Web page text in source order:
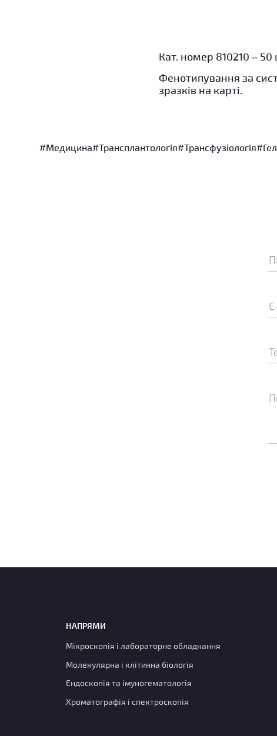
Кат. номер 810210 – 50
Фенотипування за
зразків на карті.
#Медицина#Трансплантологія#Трансфузіологія
НАПРЯМИ
Мікроскопія і лабораторне обладнання
Молекулярна і клітинна біологія
Ендоскопія та імуногематологія
Хроматографія і спектроскопія